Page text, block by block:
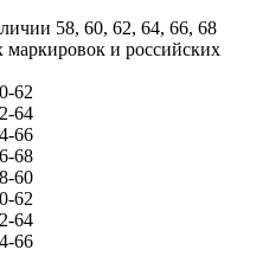
58, 60, 62, 64, 66, 68
и российских
62
64
66
68
60
62
64
66